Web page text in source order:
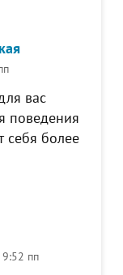
вас
поведения
себя более
пп